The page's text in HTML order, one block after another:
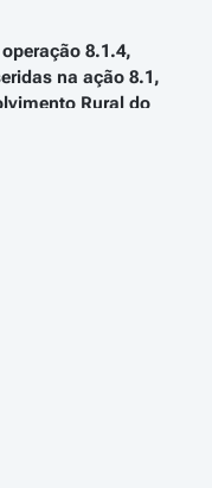
8.1.4,
na ação 8.1,
Rural do